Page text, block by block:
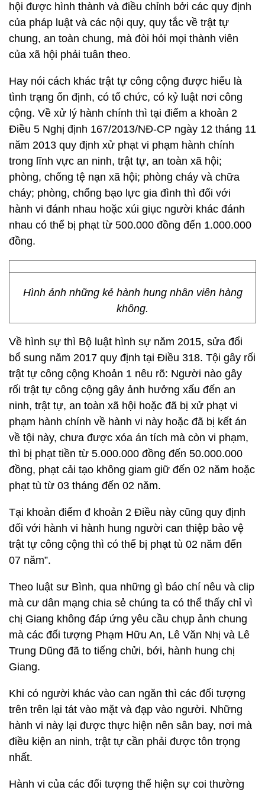
hội được hình thành và điều chỉnh bởi các quy định
của pháp luật và các nội quy, quy tắc về trật tự
chung, an toàn chung, mà đòi hỏi mọi thành viên
của xã hội phải tuân theo.
Hay nói cách khác trật tự công cộng được hiểu là
tình trạng ổn định, có tổ chức, có kỷ luật nơi công
cộng. Về xử lý hành chính thì tại điểm a khoản 2
Điều 5 Nghị định 167/2013/NĐ-CP ngày 12 tháng 11
năm 2013 quy định xử phạt vi phạm hành chính
trong lĩnh vực an ninh, trật tự, an toàn xã hội;
phòng, chống tệ nạn xã hội; phòng cháy và chữa
cháy; phòng, chống bạo lực gia đình thì đối với
hành vi đánh nhau hoặc xúi giục người khác đánh
nhau có thể bị phạt từ 500.000 đồng đến 1.000.000
đồng.
Hình ảnh những kẻ hành hung nhân viên hàng
không.
Về hình sự thì Bộ luật hình sự năm 2015, sửa đổi
bổ sung năm 2017 quy định tại Điều 318. Tội gây rối
trật tự công cộng Khoản 1 nêu rõ: Người nào gây
rối trật tự công cộng gây ảnh hưởng xấu đến an
ninh, trật tự, an toàn xã hội hoặc đã bị xử phạt vi
phạm hành chính về hành vi này hoặc đã bị kết án
về tội này, chưa được xóa án tích mà còn vi phạm,
thì bị phạt tiền từ 5.000.000 đồng đến 50.000.000
đồng, phạt cải tạo không giam giữ đến 02 năm hoặc
phạt tù từ 03 tháng đến 02 năm.
Tại khoản điểm đ khoản 2 Điều này cũng quy định
đối với hành vi hành hung người can thiệp bảo vệ
trật tự công cộng thì có thể bị phạt tù 02 năm đến
07 năm”.
Theo luật sư Bình, qua những gì báo chí nêu và clip
mà cư dân mạng chia sẻ chúng ta có thể thấy chỉ vì
chị Giang không đáp ứng yêu cầu chụp ảnh chung
mà các đối tượng Phạm Hữu An, Lê Văn Nhị và Lê
Trung Dũng đã to tiếng chửi, bới, hành hung chị
Giang.
Khi có người khác vào can ngăn thì các đối tượng
trên trên lại tát vào mặt và đạp vào người. Những
hành vi này lại được thực hiện nên sân bay, nơi mà
điều kiện an ninh, trật tự cần phải được tôn trọng
nhất.
Hành vi của các đối tượng thể hiện sự coi thường